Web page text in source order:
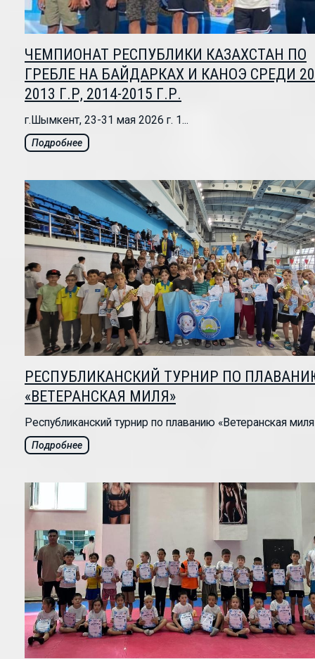
ЧЕМПИОНАТ РЕСПУБЛИКИ КАЗАХСТАН ПО
ГРЕБЛЕ НА БАЙДАРКАХ И КАНОЭ СРЕДИ
2013 Г.Р, 2014-2015 Г.Р.
г.Шымкент, 23-31 мая 2026 г. 1...
Подробнее
РЕСПУБЛИКАНСКИЙ ТУРНИР ПО
«ВЕТЕРАНСКАЯ МИЛЯ»
Республиканский турнир по плаванию «Ветеранская
Подробнее